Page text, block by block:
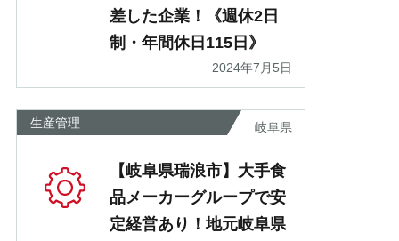
差した企業！《週休2日
制・年間休日115日》
2024年7月5日
生産管理 岐阜県
【岐阜県瑞浪市】大手食
品メーカーグループで安
定経営あり！地元岐阜県